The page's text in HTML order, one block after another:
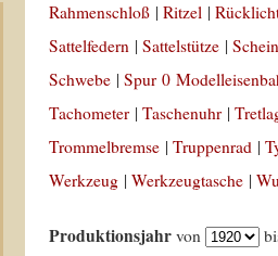
Rahmenschloß |Ritzel |
Sattelfedern |Sattelstütze |
Schwebe |Spur 0
Tachometer |Taschenuhr |
Trommelbremse |Truppenrad |
Werkzeug |Werkzeugtasche |
Produktionsjahr von